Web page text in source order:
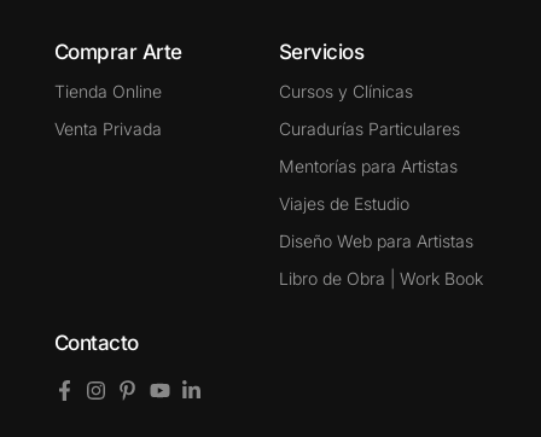
Comprar Arte
Tienda Online
Venta Privada
Servicios
Cursos y Clínicas
Curadurías Particulares
Mentorías para Artistas
Viajes de Estudio
Diseño Web para Artistas
Libro de Obra | Work Book
Contacto